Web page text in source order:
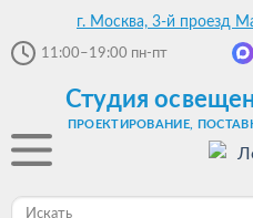
г. Москва, 3-й проезд
11:00–19:00 пн-пт
Студия
ПРОЕКТИРОВАНИЕ,